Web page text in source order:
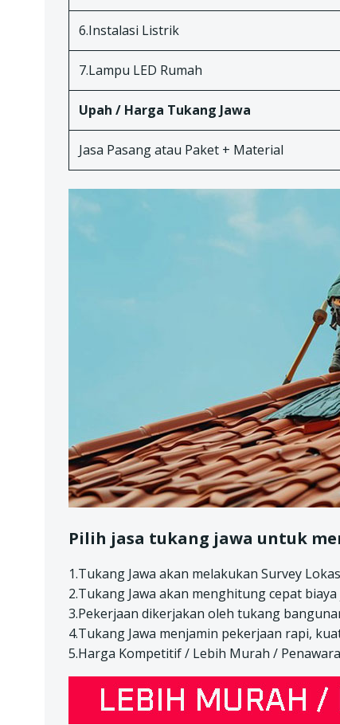
6.Instalasi Listrik
7.Lampu LED Rumah
Upah / Harga Tukang Jawa
Jasa Pasang atau Paket + Material
Pilih jasa tukang jawa untuk
1.Tukang Jawa akan melakukan Survey
2.Tukang Jawa akan menghitung cepat
3.Pekerjaan dikerjakan oleh tukang
4.Tukang Jawa menjamin pekerjaan rapi,
5.Harga Kompetitif / Lebih Murah /